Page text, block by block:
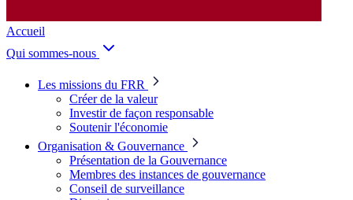
Accueil
Qui sommes-nous
Les missions du FRR
Créer de la valeur
Investir de façon responsable
Soutenir l'économie
Organisation & Gouvernance
Présentation de la Gouvernance
Membres des instances de gouvernance
Conseil de surveillance